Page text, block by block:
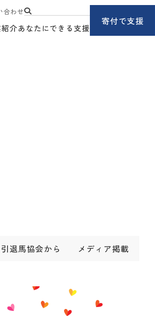
合わせ
介あなたにできる支援
寄付で支援
引退馬協会から メディア掲載